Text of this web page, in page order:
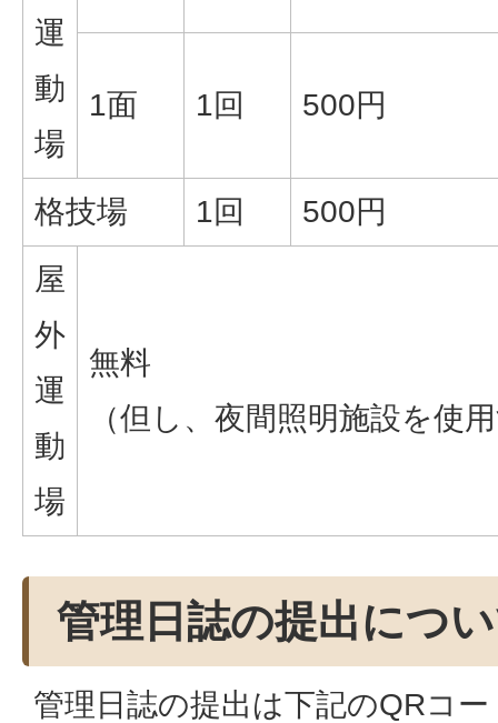
運
動
場
1面 1回 500円
格技場 1回
500円
屋
外
運
動
場
無料
（但し、夜間照明施設を使
管理日誌の提出につ
管理日誌の提出は下記のQRコ